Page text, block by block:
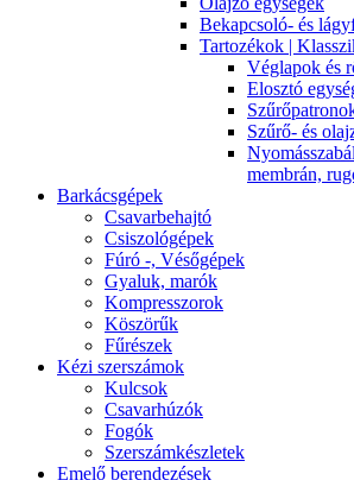
Bekapcsoló- és
Tartozékok |
Véglapok és
Elosztó
Szűrő- és
membrán,
Barkácsgépek
Csavarbehajtó
Csiszológépek
Fúró -, Vésőgépek
Gyaluk, marók
Kompresszorok
Köszörűk
Fűrészek
Kézi szerszámok
Kulcsok
Csavarhúzók
Fogók
Szerszámkészletek
Emelő berendezések